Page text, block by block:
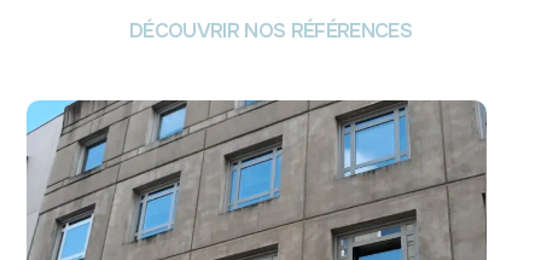
DÉCOUVRIR NOS RÉFÉRENCES